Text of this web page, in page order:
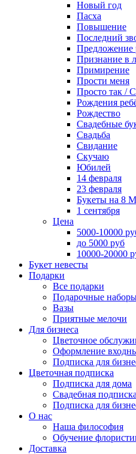
Новый год
Пасха
Повышение
Последний
Предложение
Признание в
Примирение
Прости меня
Просто так /
Рождения
Рождество
Свадебные
Свадьба
Свидание
Скучаю
Юбилей
14 февраля
23 февраля
Букеты на 8
1 сентября
Цена
5000-10000
до 5000 руб
10000-20000
Букет невесты
Подарки
Все подарки
Подарочные
Вазы
Приятные мелочи
Для бизнеса
Цветочное
Оформление
Подписка для
Цветочная подписка
Подписка для дома
Свадебная подписка
Подписка для
О нас
Наша философия
Обучение
Доставка